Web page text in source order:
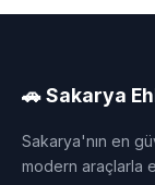
🚗 Sakarya
Sakarya'nın en
modern araçlarla